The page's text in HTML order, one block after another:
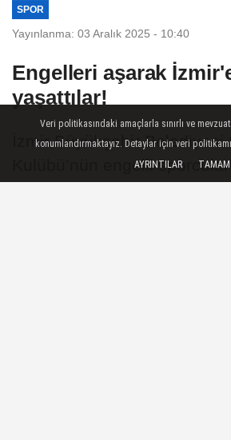
SPOR
Yayınlanma: 03 Aralık 2025 - 10:40
Engelleri aşarak
yaşattılar!
İzmir Büyükşehir Belediyesi
Kulübü’nün engelli
Veri politikasındaki amaçlarla sınırlı ve
konumlandırmaktayız. Detaylar için veri
AYRINTILAR
TAMAM